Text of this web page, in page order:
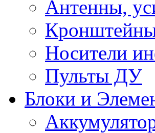
Антенны,
Носители
Пульты ДУ
Блоки и